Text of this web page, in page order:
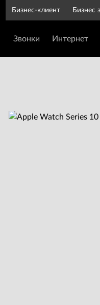
Бизнес-клиент Бизнес
Звонки Интернет